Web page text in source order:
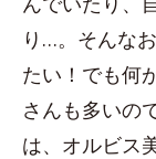
り…。そんな
たい！でも何
さんも多いの
は、オルビス